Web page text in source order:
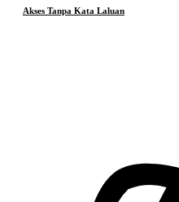
Akses Tanpa Kata Laluan